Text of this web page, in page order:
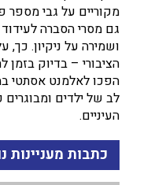
מקוריים על גבי מספר
גם מסרי הסברה
ושמירה על ניקיון.
הציבורי – בדיוק בזמן
הפכו לאלמנט אסתטי
לב של ילדים
העיניים.
כתבות מעניינות